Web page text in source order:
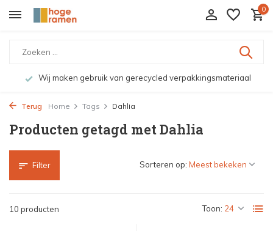
0
Wij maken gebruik van gerecycled verpakkingsmateriaal
Terug Home Tags Dahlia
Producten getagd met Dahlia
Filter
10 producten Toon:
Sorteren op: